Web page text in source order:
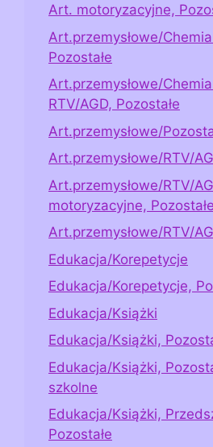
Art. motoryzacyjne,
Art.przemysłowe/
Pozostałe
Art.przemysłowe/
RTV/AGD, Pozostałe
Art.przemysłowe/
Art.przemysłowe/RTV/
Art.przemysłowe/RTV/
motoryzacyjne, Pozostałe
Art.przemysłowe/RTV/
Edukacja/Korepetycje
Edukacja/Korepetycje,
Edukacja/Książki
Edukacja/Książki,
Edukacja/Książki,
szkolne
Edukacja/Książki,
Pozostałe